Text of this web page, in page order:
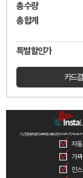
총 수량
총 합계
특별 할인가
카드
자
가
인